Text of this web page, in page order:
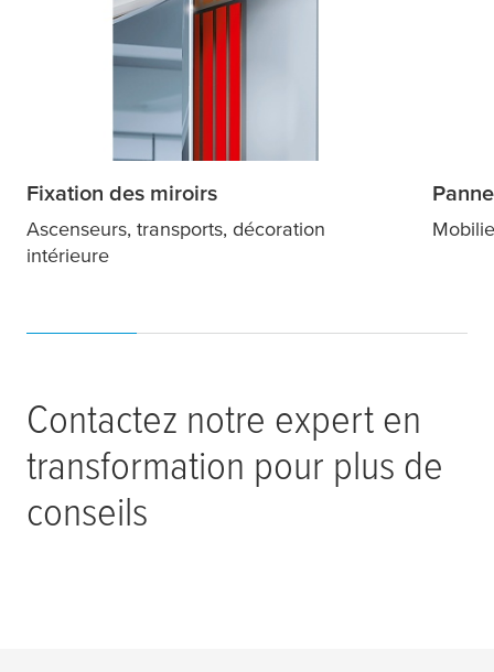
Fixation des miroirs
Ascenseurs, transports, décoration
intérieure
Contactez notre expert en
transformation pour plus de
conseils